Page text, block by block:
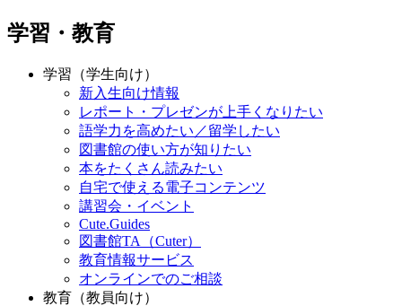
学習・教育
学習（学生向け）
新入生向け情報
レポート・プレゼンが上手くなりたい
語学力を高めたい／留学したい
図書館の使い方が知りたい
本をたくさん読みたい
自宅で使える電子コンテンツ
講習会・イベント
Cute.Guides
図書館TA（Cuter）
教育情報サービス
オンラインでのご相談
教育（教員向け）